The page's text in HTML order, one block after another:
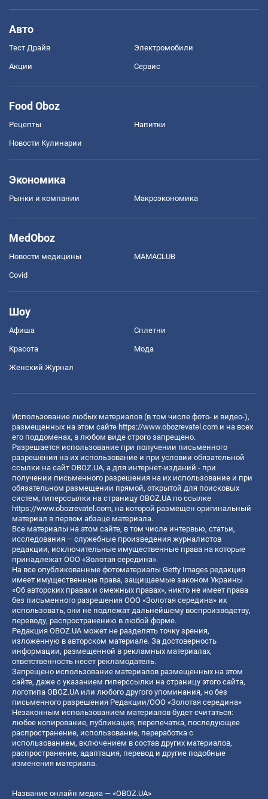
Авто
Тест Драйв Электромобили
Акции Сервис
Food Oboz
Рецепты Напитки
Новости Кулинарии
Экономика
Рынки и компании Mакроэкономика
MedOboz
Новости медицины MAMACLUB
Covid
Шоу
Афиша Сплетни
Красота Мода
Женский Журнал
Использование любых материалов (в том числе фото- и видео-),
размещенных на этом сайте https://www.obozrevatel.com и на всех
его поддоменах, в любом виде строго запрещено.
Разрешается использование при получении письменного
разрешения на их использование и при условии обязательной
ссылки на сайт OBOZ.UA, а для интернет-изданий - при
получении письменного разрешения на их использование и при
обязательном размещении прямой, открытой для поисковых
систем, гиперссылки на страницу OBOZ.UA по ссылке
https://www.obozrevatel.com, на которой размещен оригинальный
материал в первом абзаце материала.
Все материалы на этом сайте, в том числе интервью, статьи,
исследования – служебные произведения журналистов
редакции, исключительные имущественные права на которые
принадлежат ООО «Золотая середина».
На все опубликованные фотоматериалы Getty Images редакция
имеет имущественные права, защищаемые законом Украины
«Об авторских правах и смежных правах», никто не имеет права
без письменного разрешения ООО «Золотая середина» их
использовать, они не подлежат дальнейшему воспроизводству,
переводу, распространению в любой форме.
Редакция OBOZ.UA может не разделять точку зрения,
изложенную в авторском материале. За достоверность
информации, размещенной в рекламных материалах,
ответственность несет рекламодатель.
Запрещено использование материалов размещенных на этом
сайте, даже с указанием гиперссылки на страницу этого сайта,
логотипа OBOZ.UA или любого другого упоминания, но без
письменного разрешения Редакции/ООО «Золотая середина»
Незаконным использованием материалов будет считаться:
любое копирование, публикация, перепечатка, последующее
распространение, использование, переработка с
использованием, включением в состав других материалов,
распространение, адаптация, перевод и другие подобные
изменения материала.
Название онлайн медиа — «OBOZ.UA»